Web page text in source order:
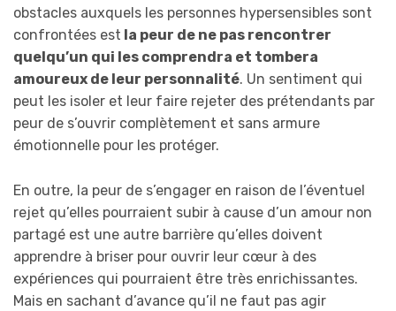
obstacles auxquels les personnes hypersensibles sont
confrontées est la peur de ne pas rencontrer
quelqu’un qui les comprendra et tombera
amoureux de leur personnalité. Un sentiment qui
peut les isoler et leur faire rejeter des prétendants par
peur de s’ouvrir complètement et sans armure
émotionnelle pour les protéger.
En outre, la peur de s’engager en raison de l’éventuel
rejet qu’elles pourraient subir à cause d’un amour non
partagé est une autre barrière qu’elles doivent
apprendre à briser pour ouvrir leur cœur à des
expériences qui pourraient être très enrichissantes.
Mais en sachant d’avance qu’il ne faut pas agir